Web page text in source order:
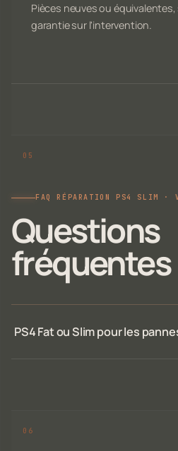
Pièces neuves ou
garantie sur l'intervention.
FAQ RÉPARATION PS4 SLIM ·
Questions
fréquentes
PS4 Fat ou Slim pour les